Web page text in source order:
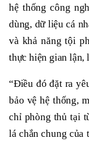
hệ thống công
dùng, dữ liệu cá
và khả năng tội
thực hiện gian lận,
“Điều đó đặt ra
bảo vệ hệ thống,
chỉ phòng thủ tại
lá chắn chung của